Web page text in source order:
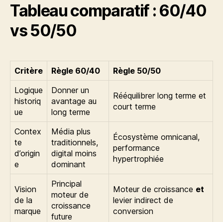
Tableau comparatif : 60/40
vs 50/50
Critère Règle 60/40
Règle 50/50
Logique
historiq
ue
Donner un
avantage au
long terme
Rééquilibrer long terme et
court terme
Contex
te
d’origin
e
Média plus
traditionnels,
digital moins
dominant
Écosystème omnicanal,
performance
hypertrophiée
Vision
de la
marque
Principal
moteur de
croissance
future
Moteur de croissance et
levier indirect de
conversion